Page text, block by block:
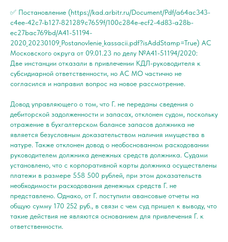
✅ Постановление (https://kad.arbitr.ru/Document/Pdf/a64ac343-
c4ee-42c7-b127-821289c7659f/100c284e-ecf2-4d83-a28b-
ec27bac769bd/A41-51194-
2020_20230109_Postanovlenie_kassacii.pdf?isAddStamp=True) АС
Московского округа от 09.01.23 по делу №А41-51194/2020:
Две инстанции отказали в привлечении КДЛ-руководителя к
субсидиарной ответственности, но АС МО частично не
согласился и направил вопрос на новое рассмотрение.
Довод управляющего о том, что Г. не переданы сведения о
дебиторской задолженности и запасах, отклонен судом, поскольку
отражение в бухгалтерском балансе запасов должника не
является безусловным доказательством наличия имущества в
натуре. Также отклонен довод о необоснованном расходовании
руководителем должника денежных средств должника. Судами
установлено, что с корпоративной карты должника осуществлены
платежи в размере 558 500 рублей, при этом доказательств
необходимости расходования денежных средств Г. не
представлено. Однако, от Г. поступили авансовые отчеты на
общую сумму 170 252 руб., в связи с чем суд пришел к выводу, что
такие действия не являются основанием для привлечения Г. к
ответственности.